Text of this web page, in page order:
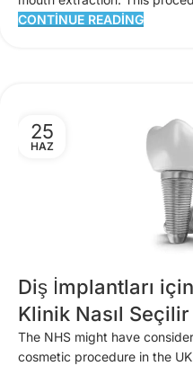
CONTINUE READING
25
HAZ
Diş İmplantları
Klinik Nasıl Seçilir
The NHS might have
cosmetic procedure in the